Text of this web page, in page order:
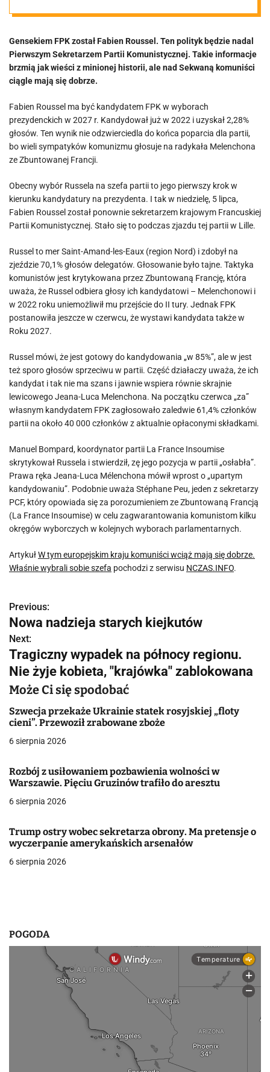
wciąż mają się
dobrze.
Właśnie
wybrali sobie
szefa
Gensekiem FPK został Fabien Roussel. Ten polityk będzie nadal
Pierwszym Sekretarzem Partii Komunistycznej. Takie informacje
brzmią jak wieści z minionej historii, ale nad Sekwaną komuniści
ciągle mają się dobrze.
Fabien Roussel ma być kandydatem FPK w wyborach
prezydenckich w 2027 r. Kandydował już w 2022 i uzyskał 2,28%
głosów. Ten wynik nie odzwierciedla do końca poparcia dla partii,
bo wieli sympatyków komunizmu głosuje na radykała Melenchona
ze Zbuntowanej Francji.
Obecny wybór Russela na szefa partii to jego pierwszy krok w
kierunku kandydatury na prezydenta. I tak w niedzielę, 5 lipca,
Fabien Roussel został ponownie sekretarzem krajowym Francuskiej
Partii Komunistycznej. Stało się to podczas zjazdu tej partii w Lille.
Russel to mer Saint-Amand-les-Eaux (region Nord) i zdobył na
zjeździe 70,1% głosów delegatów. Głosowanie było tajne. Taktyka
komunistów jest krytykowana przez Zbuntowaną Francję, która
uważa, że Russel odbiera głosy ich kandydatowi – Melenchonowi i
w 2022 roku uniemożliwił mu przejście do II tury. Jednak FPK
postanowiła jeszcze w czerwcu, że wystawi kandydata także w
Roku 2027.
Russel mówi, że jest gotowy do kandydowania „w 85%”, ale w jest
też sporo głosów sprzeciwu w partii. Część działaczy uważa, że ich
kandydat i tak nie ma szans i jawnie wspiera równie skrajnie
lewicowego Jeana-Luca Melenchona. Na początku czerwca „za”
własnym kandydatem FPK zagłosowało zaledwie 61,4% członków
partii na około 40 000 członków z aktualnie opłaconymi składkami.
Manuel Bompard, koordynator partii La France Insoumise
skrytykował Russela i stwierdził, zę jego pozycja w partii „osłabła”.
Prawa ręka Jeana-Luca Mélenchona mówił wprost o „upartym
kandydowaniu”. Podobnie uważa Stéphane Peu, jeden z sekretarzy
PCF, który opowiada się za porozumieniem ze Zbuntowaną Francją
(La France Insoumise) w celu zagwarantowania komunistom kilku
okręgów wyborczych w kolejnych wyborach parlamentarnych.
ArtykułW tym europejskim kraju komuniści wciąż mają się dobrze.
Właśnie wybrali sobie szefa pochodzi z serwisu NCZAS.INFO.
N
a
w
i
a
c
j
p
i
Previous:
Nowa nadzieja starych kiejkutów
Next:
Tragiczny wypadek na północy regionu.
Nie żyje kobieta, "krajówka" zablokowana
Może Ci się spodobać
Szwecja przekaże Ukrainie statek rosyjskiej „floty
cieni”. Przewoził zrabowane zboże
6 sierpnia 2026
Rozbój z usiłowaniem pozbawienia wolności w
Warszawie. Pięciu Gruzinów trafiło do aresztu
6 sierpnia 2026
Trump ostry wobec sekretarza obrony. Ma pretensje o
wyczerpanie amerykańskich arsenałów
6 sierpnia 2026
POGODA